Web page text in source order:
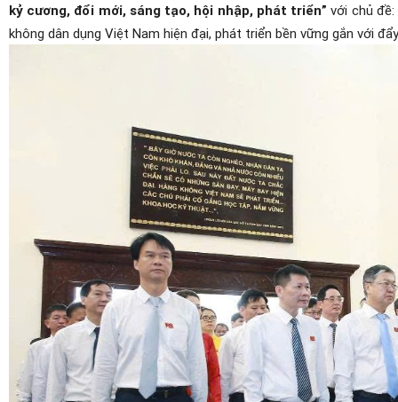
kỷ cương, đổi mới, sáng tạo, hội nhập, phát triển”với chủ đề:
không dân dụng Việt Nam hiện đại, phát triển bền vững gắn với đẩy